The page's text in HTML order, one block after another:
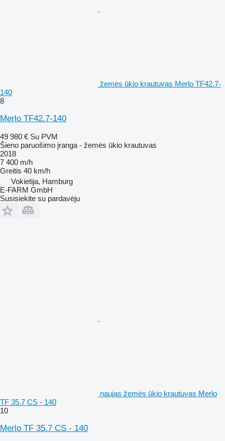
žemės ūkio krautuvas Merlo TF42.7-
140
8
Merlo TF42.7-140
49 980 € Su PVM
Šieno paruošimo įranga - žemės ūkio krautuvas
2018
7 400 m/h
Greitis 40 km/h
Vokietija, Hamburg
E-FARM GmbH
Susisiekite su pardavėju
naujas žemės ūkio krautuvas Merlo
TF 35.7 CS - 140
10
Merlo TF 35.7 CS - 140